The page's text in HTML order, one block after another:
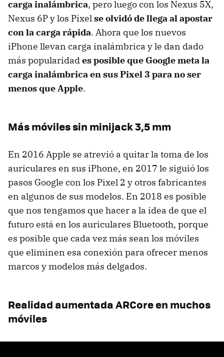
carga inalámbrica, pero luego con los Nexus 5X,
Nexus 6P y los Pixelse olvidó de llega al apostar
con la carga rápida. Ahora que los nuevos
iPhone llevan carga inalámbrica y le dan dado
más popularidades posible que Google meta la
carga inalámbrica en sus Pixel 3 para no ser
menos que Apple.
Más móviles sin minijack 3,5 mm
En 2016 Apple se atrevió a quitar la toma de los
auriculares en sus iPhone, en 2017 le siguió los
pasos Google con los Pixel 2 y otros fabricantes
en algunos de sus modelos. En 2018 es posible
que nos tengamos que hacer a la idea de que el
futuro está en los auriculares Bluetooth, porque
es posible que cada vez más sean los móviles
que eliminen esa conexión para ofrecer menos
marcos y modelos más delgados.
Realidad aumentada ARCore en muchos
móviles